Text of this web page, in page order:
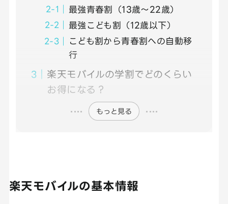
最強青春割（13歳〜22歳）
最強こども割（12歳以下）
こども割から青春割への自動移
行
楽天モバイルの学割でどのくらい
お得になる？
もっと見る
楽天モバイルの基本情報